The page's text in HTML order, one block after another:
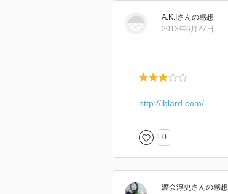
A.K.I さんの感想
2013年6月27日
http://iblard.com/
0
渡会淳史 さんの感想